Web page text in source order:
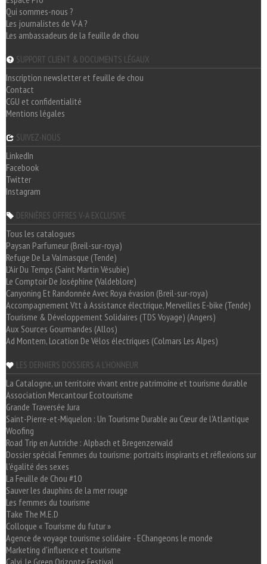
Qui sommes-nous ?
Les journalistes de V-A ?
Les ambassadeurs de la feuille de chou
SUPPORT CLIENT & DOCUMENTS LÉGAUX
Inscription newsletter et feuille de chou
Contact
CGU et confidentialité
Mentions légales
SUIVEZ-NOUS
LinkedIn
Facebook
Twitter
Instagram
DERNIÈRES OFFRES V-A EXCLUSIVE
Tous les catalogues
Paysan Parfumeur (Breil-sur-roya)
Refuge De La Valmasque (Tende)
L'Air Du Temps (Saint Martin Vésubie)
Le Comptoir De Joséphine (Valdeblore)
Canyoning Et Randonnée Avec Roya évasion (Breil-sur-roya)
Accompagnement Vtt à Assistance électrique, Merveilles E-bike (Tende)
Tourisme & Développement Solidaires (TDS Voyage) (Angers)
Aux Sources Gourmandes (Allos)
Ad Montem, Location De Vélos électriques (Colmars Les Alpes)
LES DERNIERS DOSSIERS A L'HONNEUR
La Catalogne, un territoire vivant entre patrimoine et tourisme durable
Association Mercantour Ecotourisme
Grande Traversée Jura
Saint-Pierre-et-Miquelon : Un Tourisme Durable au Cœur de l'Atlantique
Woofing
Road Trip en Autriche : Alpbach et Bregenzerwald
Dossier spécial Femmes du tourisme: portraits inspirants et réflexions sur
l'égalité des sexes
La Feuille de Chou #10
Sauver les dauphins de la mer rouge
Les femmes du tourisme
Take The M.E.D
Colloque « Tourisme du futur »
Agence de voyage tourisme solidaire - EChangeons le monde
Marketing d'influence et tourisme
Calvi, le Green Orizonte Festival